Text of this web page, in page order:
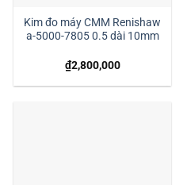
Kim đo máy CMM Renishaw
a-5000-7805 0.5 dài 10mm
₫2,800,000